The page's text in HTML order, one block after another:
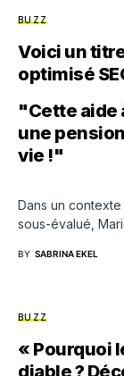
BUZZ
Voici un
optimisé
"Cette aide
une
vie !"
Dans un
sous-évalué,
BY SABRINA EKEL
BUZZ
« Pourquoi
diable ?